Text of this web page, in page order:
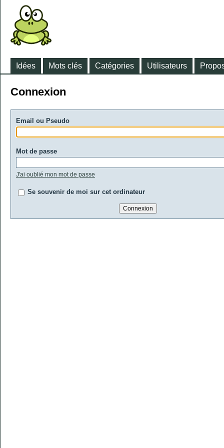
Idées Mots clés Catégories Utilisateurs
Connexion
Email ou Pseudo
Mot de passe
J'ai oublié mon mot de passe
Se souvenir de moi sur cet ordinateur